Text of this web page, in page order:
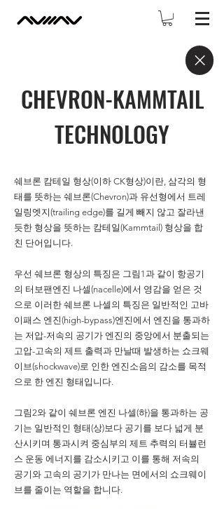
CHEVRON-KAMMTAIL
TECHNOLOGY
쉐브론 캄테일 형상(이하 CK형상)이란, 삼각의 형
태를 뜻하는 쉐브론(Chevron)과 유선형에서 트레
일링엣지(trailing edge)를 길게 빼지 않고 잘라낸
듯한 형상을 뜻하는 캄테일(Kammtail) 형상을 합
친 단어입니다.
우선 쉐브론 형상의 특징은 그림1과 같이 항공기
의 터보팬엔진 나셀(nacelle)에서 영감을 얻은 것
으로 이러한 쉐브론 나셀의 특징은 일반적인 고바
이패스 엔진(high-bypass)엔진에서 엔진을 통과하
는 저압-저속의 공기가 엔진의 중앙에서 분출되는
고압-고속의 제트 출력과 만날때 발생하는 쇼크웨
이브(shockwave)로 인한 엔진소음의 감소를 목적
으로 한 엔진 형태입니다.
그림2와 같이 쉐브론 엔진 나셀(하)을 통과하는 공
기는 일반적인 형태(상)보다 공기를 보다 넓게 분
산시키며 통과시켜 중심부의 제트 추력의 터뷸런
스 운동 에너지를 감소시키고 이를 통해 저속의
공기와 고속의 공기가 만나는 면에서의 쇼크웨이
브를 줄이는 역할을 합니다.